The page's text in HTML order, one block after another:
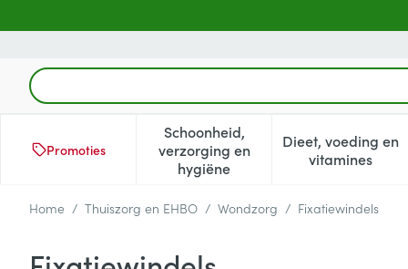
Product, merk, categorie...
Promoties
Schoonheid,
verzorging en
hygiëne
Toon submenu voor
Dieet, voeding en
vitamines
Toon
Home / Thuiszorg en EHBO / Wondzorg / Fixatiewindels